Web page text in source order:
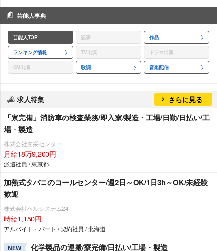
芸能人事典
芸能人TOP 記事 作品
ランキング情報 TV出演 ドラマ出演
CM出演 歌詞 音楽配信
求人特集 さらに見る
「寮完備」消防車の検査業務/即入寮/製造・工場/日勤/日払い/工
場・製造
株式会社京栄センター
月給18万9,200円
派遣社員 / 東京都
加熱式タバコのコールセンター/週2日～OK/1日3h～OK/未経験
歓迎
株式会社ベルシステム24
時給1,150円
アルバイト・パート / 契約社員 / 北海道
NEW 化学製品の運搬/寮完備/日払い/工場・製造